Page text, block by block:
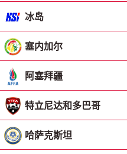
冰岛
塞内加尔
阿塞拜疆
特立尼达和多巴哥
哈萨克斯坦